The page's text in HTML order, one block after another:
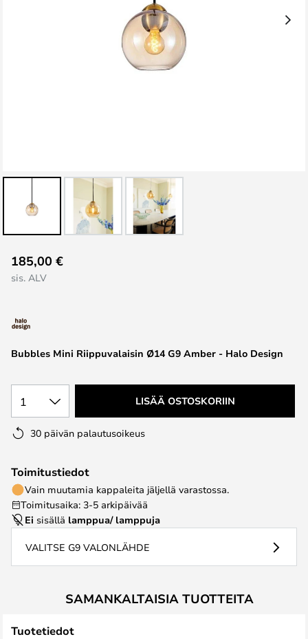
to
the
images
Bubbles Mini Riippuvalaisin Ø14 G9 Amber - Halo Design
185,00 €
sis. ALV
1 LISÄÄ OSTOSKORIIN
30 päivän palautusoikeus
Toimitustiedot
Vain muutamia kappaleita jäljellä varastossa.
Toimitusaika: 3-5 arkipäivää
Ei sisällä lamppua/ lamppuja
VALITSE G9 VALONLÄHDE
SAMANKALTAISIA TUOTTEITA
Tuotetiedot